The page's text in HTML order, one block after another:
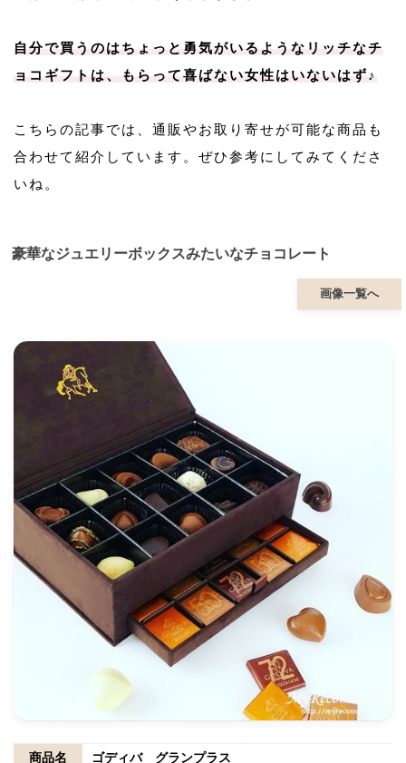
自分で買うのはちょっと勇気がいるようなリッチなチ
ョコギフトは、もらって喜ばない女性はいないはず♪
こちらの記事では、通販やお取り寄せが可能な商品も
合わせて紹介しています。ぜひ参考にしてみてくださ
いね。
豪華なジュエリーボックスみたいなチョコレート
画像一覧へ
商品名 ゴディバ グランプラス